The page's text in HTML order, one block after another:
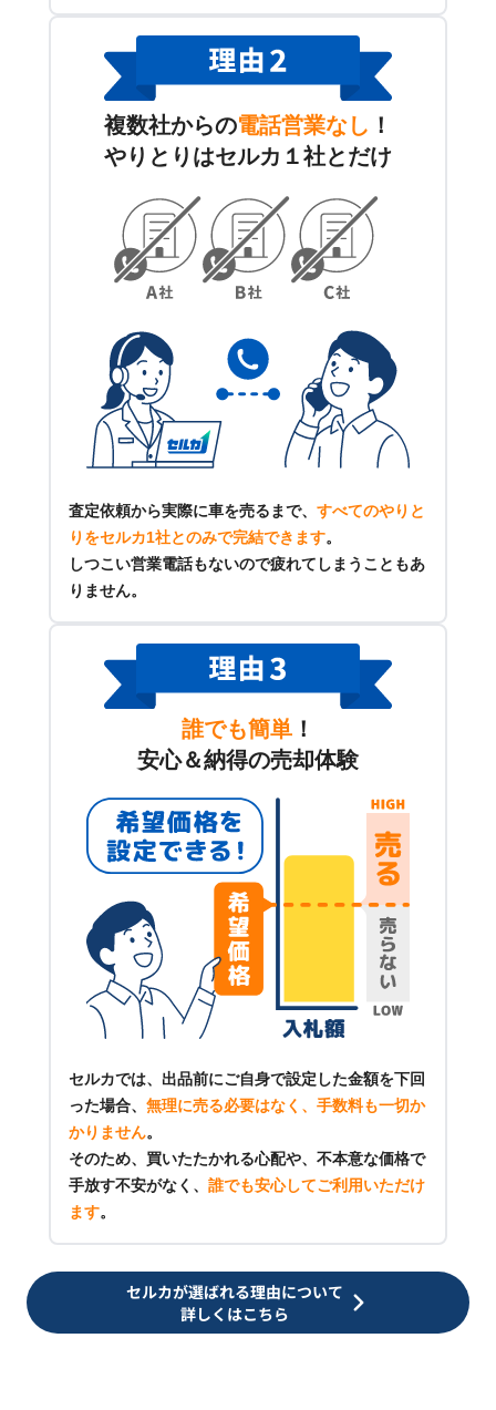
複数社からの電話営業なし ！
やりとりはセルカ１社とだけ
査定依頼から実際に車を売るまで、 すべてのやりと
りをセルカ1社とのみで完結できます。
しつこい営業電話もないので疲れてしまうこともあ
りません。
誰でも簡単 ！
安心＆納得の売却体験
セルカでは、出品前にご自身で設定した金額を下回
った場合、 無理に売る必要はなく、手数料も一切か
かりません。
そのため、買いたたかれる心配や、不本意な価格で
手放す不安がなく、 誰でも安心してご利用いただけ
ます。
セルカが選ばれる理由について
詳しくはこちら